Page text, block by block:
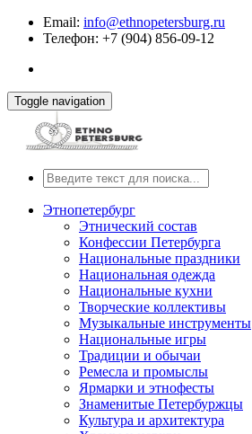
Email: info@ethnopetersburg.ru
Телефон: +7 (904) 856-09-12
Toggle navigation
Этнопетербург
Этнический состав
Конфессии Петербурга
Национальные праздники
Национальная одежда
Национальные кухни
Творческие коллективы
Музыкальные инструменты
Национальные игры
Традиции и обычаи
Ремесла и промыслы
Ярмарки и этнофесты
Знаменитые Петербуржцы
Культура и архитектура